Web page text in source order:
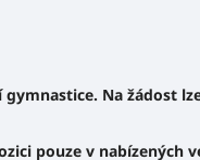
Na žádost
pouze v nabízených